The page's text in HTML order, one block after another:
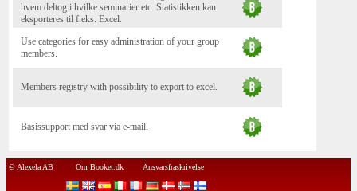
hvem deltog i hvilke seminarier etc. Statistikken kan
eksporteres til f.eks. Excel.
Use categories for easy administration of your group
members.
Members registry with possibility to export to excel.
Basissupport med svar via e-mail.
© Alexela AB Om Booket.dk Ansvarsfraskrivelse